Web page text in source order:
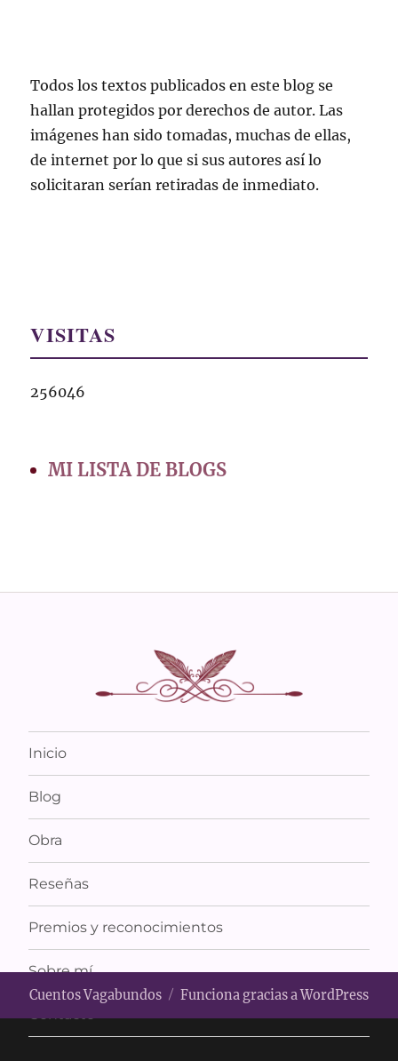
Todos los textos publicados en este blog se
hallan protegidos por derechos de autor. Las
imágenes han sido tomadas, muchas de ellas,
de internet por lo que si sus autores así lo
solicitaran serían retiradas de inmediato.
VISITAS
256046
MI LISTA DE BLOGS
Inicio
Blog
Obra
Reseñas
Premios y reconocimientos
Sobre mí
Contacto
Cuentos Vagabundos Funciona gracias a WordPress